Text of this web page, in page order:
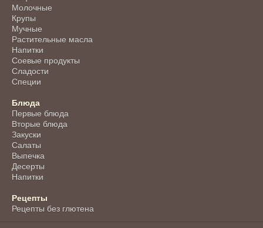
Молочные
Крупы
Мучные
Растительные масла
Напитки
Соевые продукты
Сладости
Специи
Блюда
Первые блюда
Вторые блюда
Закуски
Салаты
Выпечка
Десерты
Напитки
Рецепты
Рецепты без глютена